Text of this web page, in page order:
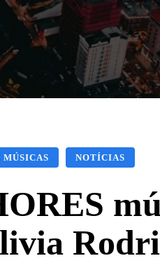
Nos Cinemas
NOTÍCIAS